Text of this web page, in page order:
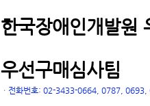
한국장애인개발원
우선구매심사팀
ㆍ 전화번호: 02-3433-0664, 0787,